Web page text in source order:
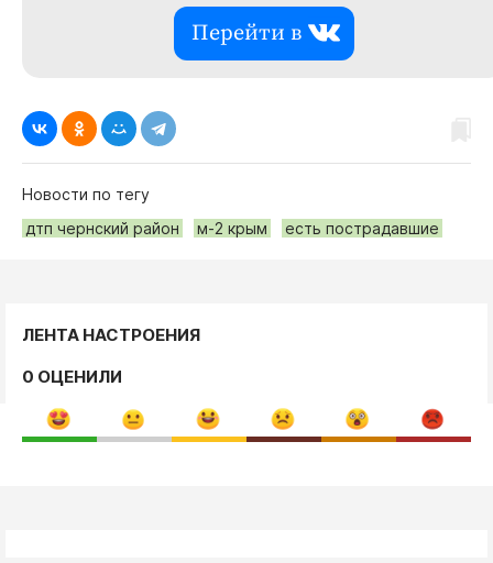
Перейти в
Новости по тегу
дтп чернский район
м-2 крым есть пострадавшие
ЛЕНТА НАСТРОЕНИЯ
0 ОЦЕНИЛИ